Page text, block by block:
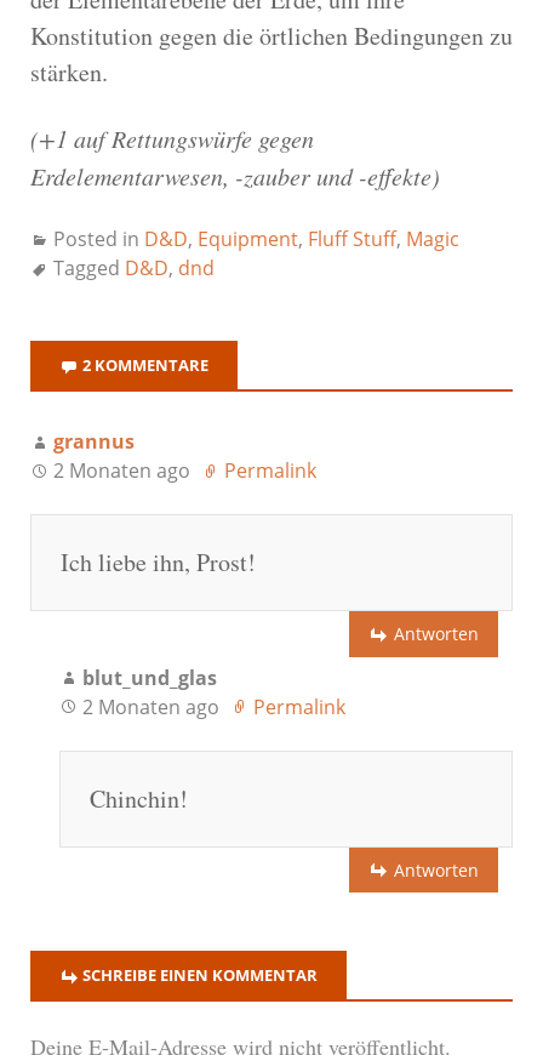
Konstitution gegen die örtlichen Bedingungen zu
stärken.
(+1 auf Rettungswürfe gegen
Erdelementarwesen, -zauber und -effekte)
Posted in D&D, Equipment, Fluff Stuff, Magic
Tagged D&D, dnd
2 KOMMENTARE
grannus
2 Monaten ago
Permalink
Ich liebe ihn, Prost!
Antworten
blut_und_glas
2 Monaten ago
Permalink
Chinchin!
Antworten
SCHREIBE EINEN KOMMENTAR
Deine E-Mail-Adresse wird nicht veröffentlicht.